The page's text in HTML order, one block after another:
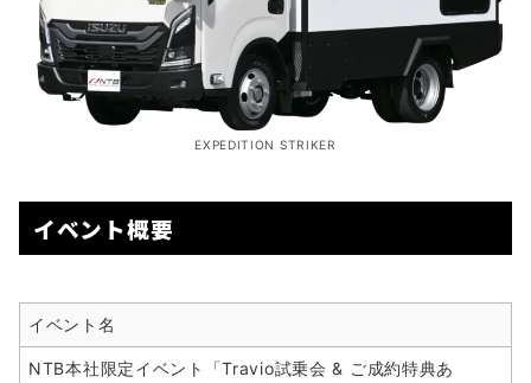
EXPEDITION STRIKER
イベント概要
イベント名
NTB本社限定イベント「Travio試乗会 & ご成約特典あ